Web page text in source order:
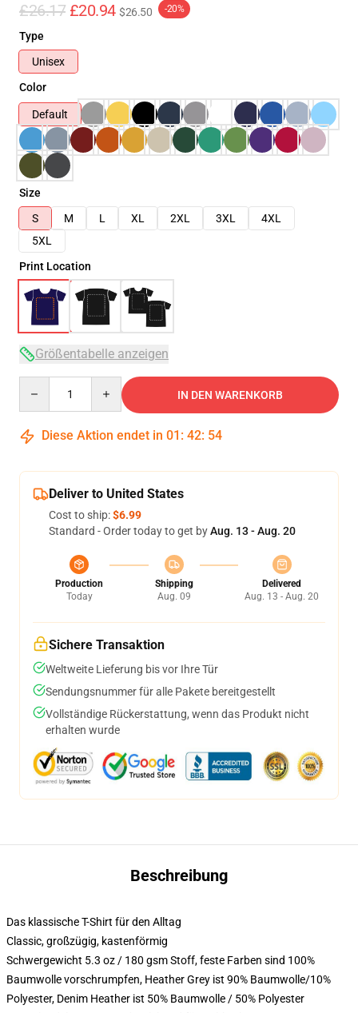
£26.17 £20.94 $26.50 -20%
Type
Unisex
Color
Default
Size
S
M L XL 2XL 3XL
4XL
5XL
Print Location
Größentabelle anzeigen
IN DEN WARENKORB
Diese Aktion endet in 01 : 42: 54
Deliver to United States
Cost to ship:$6.99
Standard - Order today to get byAug. 13 - Aug. 20
Production
Today
Shipping
Aug. 09
Delivered
Aug. 13 - Aug. 20
Sichere Transaktion
Weltweite Lieferung bis vor Ihre Tür
Sendungsnummer für alle Pakete bereitgestellt
Vollständige Rückerstattung, wenn das Produkt nicht
erhalten wurde
Beschreibung
Das klassische T-Shirt für den Alltag
Classic, großzügig, kastenförmig
Schwergewicht 5.3 oz / 180 gsm Stoff, feste Farben sind 100%
Baumwolle vorschrumpfen, Heather Grey ist 90% Baumwolle/10%
Polyester, Denim Heather ist 50% Baumwolle / 50% Polyester